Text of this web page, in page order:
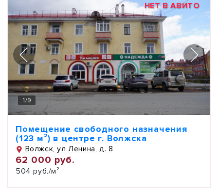
НЕТ В АВИТО
1/9
Помещение свободного назначения
(123 м²) в центре г. Волжска
Волжск, ул Ленина, д. 8
62 000 руб.
504 руб./м²